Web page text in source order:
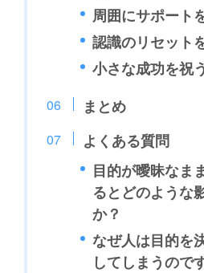
周囲にサポート
認識のリセット
小さな成功を祝う
まとめ
よくある質問
目的が曖昧なま
るとどのような
か？
なぜ人は目的を
してしまうので